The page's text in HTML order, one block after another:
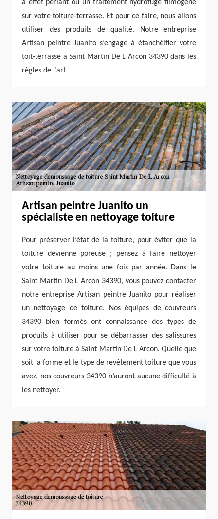
à effet perlant ou un traitement hydrofuge filmogène
sur votre toiture-terrasse. Et pour ce faire, nous allons
utiliser des produits de qualité. Notre entreprise
Artisan peintre Juanito s’engage à étanchéifier votre
toit-terrasse à Saint Martin De L Arcon 34390 dans les
règles de l’art.
Artisan peintre Juanito un
spécialiste en nettoyage toiture
Pour préserver l’état de la toiture, pour éviter que la
toiture devienne poreuse ; pensez à faire nettoyer
votre toiture au moins une fois par année. Dans le
Saint Martin De L Arcon 34390, vous pouvez contacter
notre entreprise Artisan peintre Juanito pour réaliser
un nettoyage de toiture. Nos équipes de couvreurs
34390 bien formés ont connaissance des types de
produits à utiliser pour se débarrasser des salissures
sur votre toiture à Saint Martin De L Arcon. Quelle que
soit la forme et le type de revêtement toiture que vous
avez, nos couvreurs 34390 n’auront aucune difficulté à
les nettoyer.